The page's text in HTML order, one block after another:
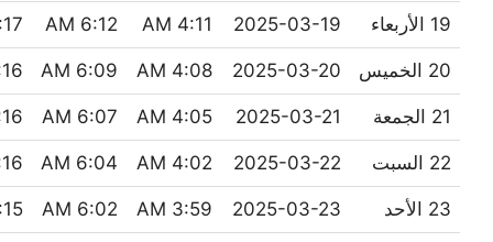
19 الأربعاء 2025-03-19
4:11 AM
6:12 AM
PM
20 الخميس 2025-03-20
4:08 AM
6:09 AM
PM
21 الجمعة 2025-03-21
4:05 AM
6:07 AM
PM
22 السبت 2025-03-22
4:02 AM
6:04 AM
PM
23 الأحد 2025-03-23
3:59 AM
6:02 AM
PM